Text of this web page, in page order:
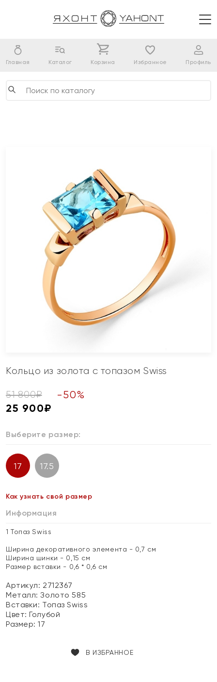
Главная Каталог Корзина Избранное Профиль
Кольцо из золота с топазом Swiss
51 800₽ -50%
25 900₽
Выберите размер:
17 17.5
Как узнать свой размер
Информация
1 Топаз Swiss
Ширина декоративного элемента - 0,7 см
Ширина шинки - 0,15 см
Размер вставки - 0,6 * 0,6 см
Артикул: 2712367
Металл:Золото 585
Вставки: Топаз Swiss
Цвет:Голубой
Размер:17
В ИЗБРАННОЕ